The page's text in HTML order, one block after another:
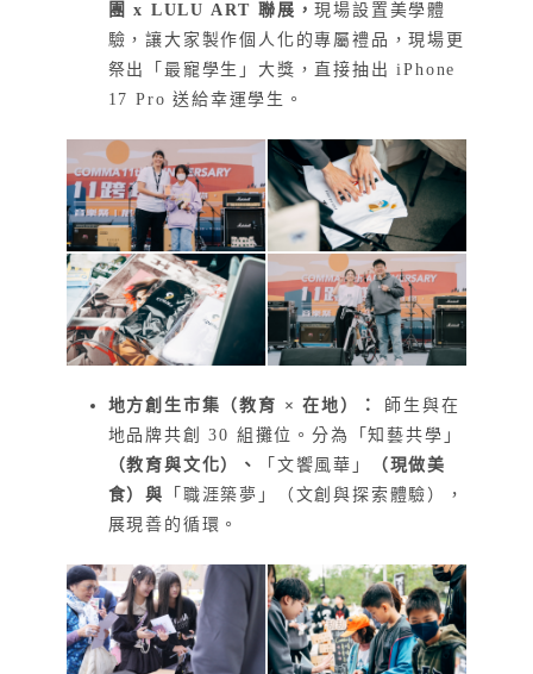
團 x LULU ART 聯展，現場設置美學體
驗，讓大家製作個人化的專屬禮品，現場更
祭出「最寵學生」大獎，直接抽出 iPhone
17 Pro 送給幸運學生。
地方創生市集（教育 × 在地）：
師生與在
地品牌共創 30 組攤位。分為「知藝共學」
（教育與文化）、
「文饗風華」
（現做美
食）與
「職涯築夢」（文創與探索體驗），
展現善的循環。